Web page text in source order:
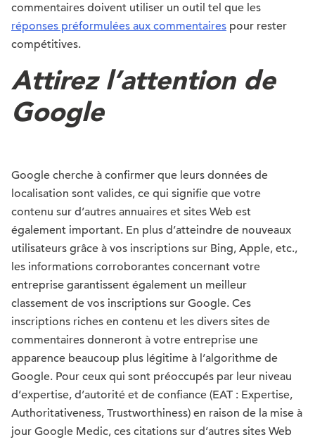
commentaires doivent utiliser un outil tel que les
réponses préformulées aux commentaires pour rester
compétitives.
Attirez l’attention de
Google
Google cherche à confirmer que leurs données de
localisation sont valides, ce qui signifie que votre
contenu sur d’autres annuaires et sites Web est
également important. En plus d’atteindre de nouveaux
utilisateurs grâce à vos inscriptions sur Bing, Apple, etc.,
les informations corroborantes concernant votre
entreprise garantissent également un meilleur
classement de vos inscriptions sur Google. Ces
inscriptions riches en contenu et les divers sites de
commentaires donneront à votre entreprise une
apparence beaucoup plus légitime à l’algorithme de
Google. Pour ceux qui sont préoccupés par leur niveau
d’expertise, d’autorité et de confiance (EAT : Expertise,
Authoritativeness, Trustworthiness) en raison de la mise à
jour Google Medic, ces citations sur d’autres sites Web